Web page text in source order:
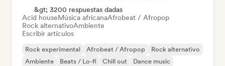
&gt; 3200 respuestas dadas
Acid houseMúsica africanaAfrobeat / Afropop
Rock alternativoAmbiente
Escribir artículos
Rock experimental Afrobeat / Afropop
Rock alternativo
Ambiente
Beats / Lo-fi Chill out
Dance music